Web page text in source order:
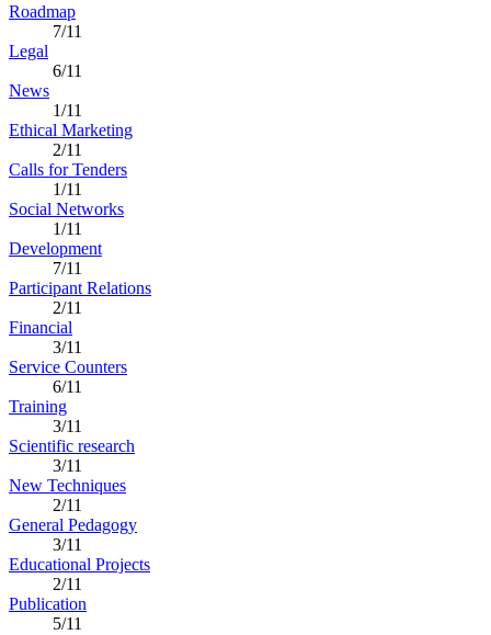
Roadmap
7/11
Legal
6/11
News
1/11
Ethical Marketing
2/11
Calls for Tenders
1/11
Social Networks
1/11
Development
7/11
Participant Relations
2/11
Financial
3/11
Service Counters
6/11
Training
3/11
Scientific research
3/11
New Techniques
2/11
General Pedagogy
3/11
Educational Projects
2/11
Publication
5/11